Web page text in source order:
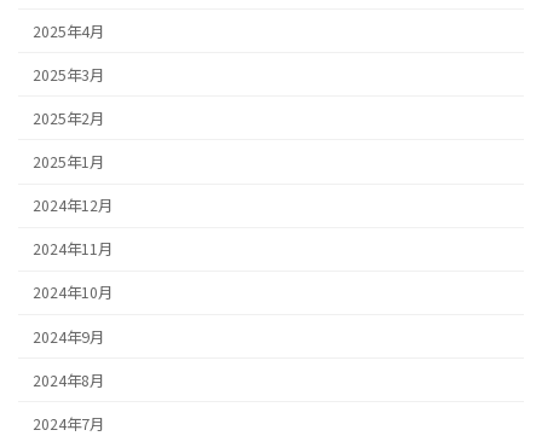
2025年4月
2025年3月
2025年2月
2025年1月
2024年12月
2024年11月
2024年10月
2024年9月
2024年8月
2024年7月